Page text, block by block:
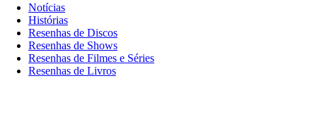
Notícias
Histórias
Resenhas de Discos
Resenhas de Shows
Resenhas de Filmes e Séries
Resenhas de Livros